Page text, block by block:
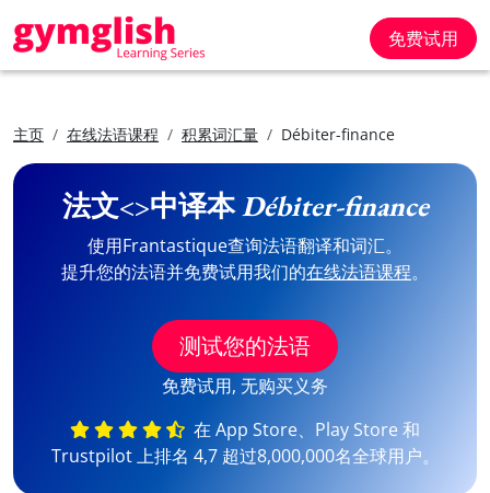
免费试用
主页 在线法语课程 积累词汇量 Débiter-finance
法文<>中译本Débiter-finance
使用Frantastique查询法语翻译和词汇。
提升您的法语并免费试用我们的在线法语课程。
测试您的法语
免费试用, 无购买义务
在 App Store、Play Store 和
Trustpilot 上排名 4,7 超过8,000,000名全球用户。